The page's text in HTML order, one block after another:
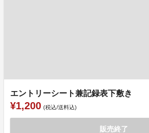
エントリーシート兼記録表下敷き
¥1,200 (税込/送料込)
販売終了